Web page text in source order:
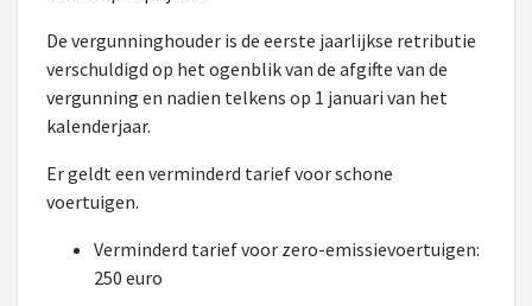
De vergunninghouder is de eerste jaarlijkse retributie
verschuldigd op het ogenblik van de afgifte van de
vergunning en nadien telkens op 1 januari van het
kalenderjaar.
Er geldt een verminderd tarief voor schone
voertuigen.
Verminderd tarief voor zero-emissievoertuigen:
250 euro